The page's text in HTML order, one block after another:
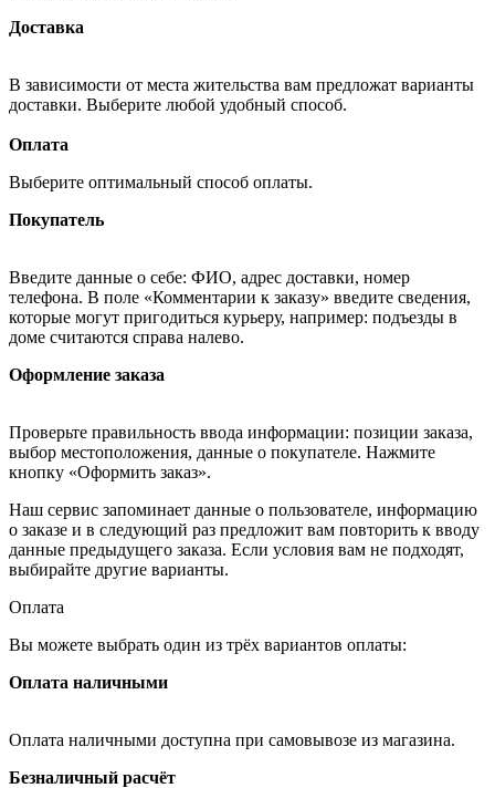
Доставка
В зависимости от места жительства вам предложат варианты
доставки. Выберите любой удобный способ.
Оплата
Выберите оптимальный способ оплаты.
Покупатель
Введите данные о себе: ФИО, адрес доставки, номер
телефона. В поле «Комментарии к заказу» введите сведения,
которые могут пригодиться курьеру, например: подъезды в
доме считаются справа налево.
Оформление заказа
Проверьте правильность ввода информации: позиции заказа,
выбор местоположения, данные о покупателе. Нажмите
кнопку «Оформить заказ».
Наш сервис запоминает данные о пользователе, информацию
о заказе и в следующий раз предложит вам повторить к вводу
данные предыдущего заказа. Если условия вам не подходят,
выбирайте другие варианты.
Оплата
Вы можете выбрать один из трёх вариантов оплаты:
Оплата наличными
Оплата наличными доступна при самовывозе из магазина.
Безналичный расчёт